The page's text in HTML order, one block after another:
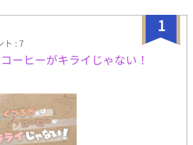
1
ト : 7
ーヒーがキライじゃない！